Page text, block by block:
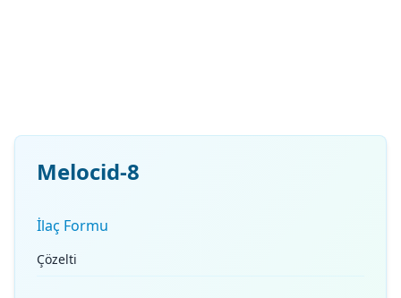
Melocid-8
İlaç Formu
Çözelti